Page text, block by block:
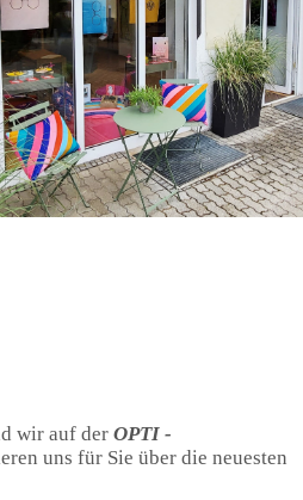
wir auf der OPTI -
uns für Sie über die neuesten